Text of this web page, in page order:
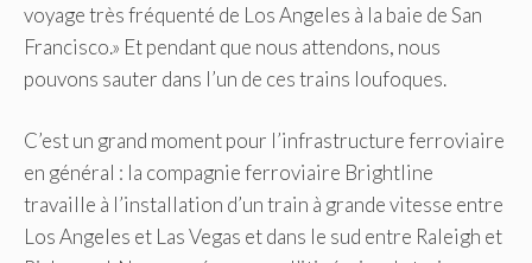
voyage très fréquenté de Los Angeles à la baie de San
Francisco.» Et pendant que nous attendons, nous
pouvons sauter dans l’un de ces trains loufoques.
C’est un grand moment pour l’infrastructure ferroviaire
en général : la compagnie ferroviaire Brightline
travaille à l’installation d’un train à grande vitesse entre
Los Angeles et Las Vegas et dans le sud entre Raleigh et